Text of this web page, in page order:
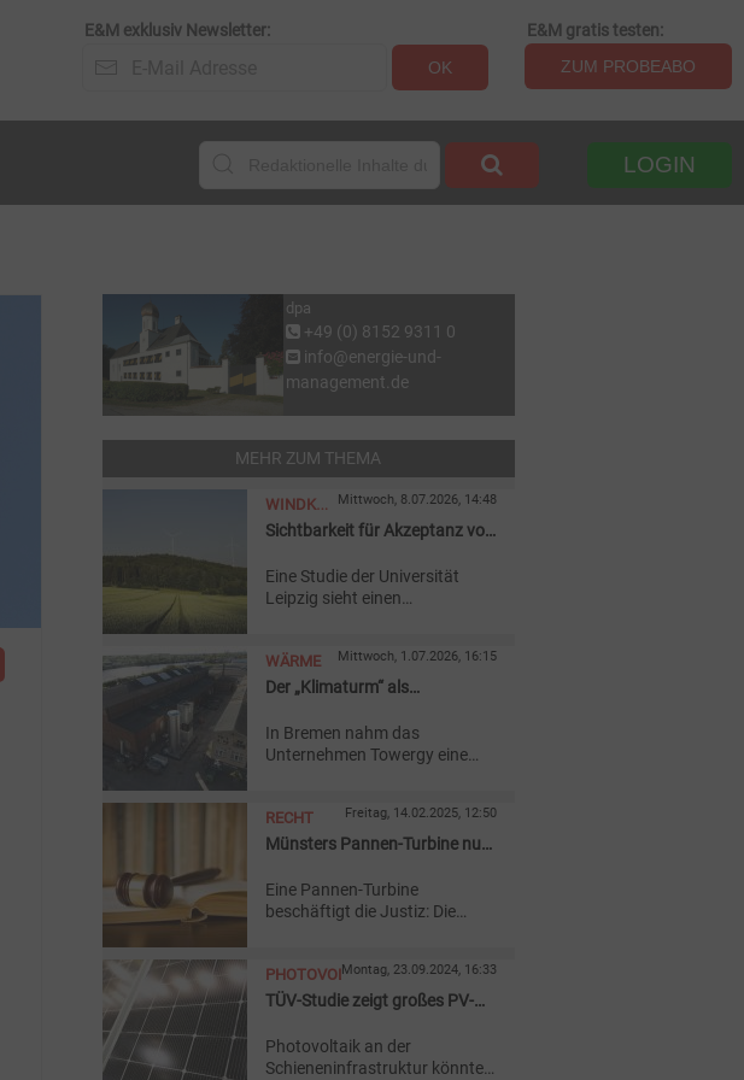
E&M exklusiv Newsletter:
OK
E&M gratis testen:
ZUM PROBEABO
LOGIN
dpa
+49 (0) 8152 9311 0
info@energie-und-
management.de
MEHR ZUM THEMA
WINDKRAFT
ONSHORE
Mittwoch, 8.07.2026, 14:48
Sichtbarkeit für Akzeptanz von
Eine Studie der Universität
Leipzig sieht einen
Windenergieanlagen und der
politischen Unterstützung für
Energien.
WÄRME Mittwoch, 1.07.2026, 16:15
Der „Klimaturm“ als
Wärmewende
In Bremen nahm das
Unternehmen Towergy eine
Platzproblem von
Wärmeanlagen in Städten
RECHT Freitag, 14.02.2025, 12:50
Münsters Pannen-Turbine nun
Eine Pannen-Turbine
beschäftigt die Justiz: Die
für eine Windkraftanlage, die
verbotene Geräusche von sich
PHOTOVOLTAIKMontag, 23.09.2024, 16:33
TÜV-Studie zeigt großes PV-
Bahninfrastruktur
Photovoltaik an der
Schieneninfrastruktur könnte